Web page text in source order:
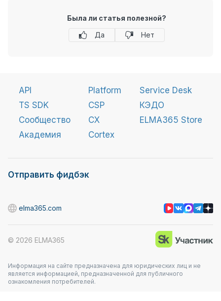
Была ли статья полезной?
Да
Нет
API
TS SDK
Сообщество
Академия
Platform
CSP
CX
Cortex
Service Desk
КЭДО
ELMA365 Store
Отправить фидбэк
Информация на сайте предназначена для юридических лиц и не
является информацией, предназначенной для публичного
ознакомления потребителей.
© 2026 ELMA365
elma365.com